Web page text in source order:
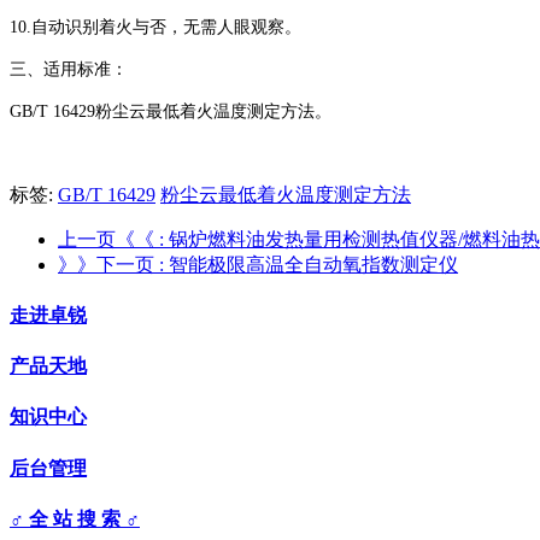
10.自动识别着火与否，无需人眼观察。
三、适用标准：
GB/T 16429粉尘云最低着火温度测定方法。
标签: GB/T 16429 粉尘云最低着火温度测定方法
上一页《《 : 锅炉燃料油发热量用检测热值仪器/燃料油
》》下一页 : 智能极限高温全自动氧指数测定仪
走进卓锐
产品天地
知识中心
后台管理
♂ 全 站 搜 索 ♂